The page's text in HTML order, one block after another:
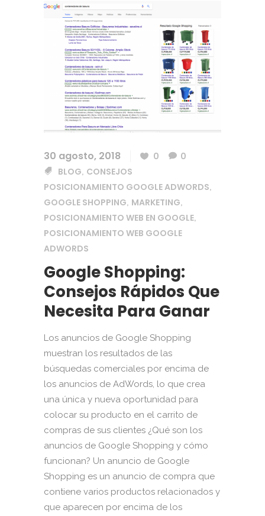
30 agosto, 2018 0
0
BLOG, CONSEJOS
POSICIONAMIENTO GOOGLE ADWORDS,
GOOGLE SHOPPING, MARKETING,
POSICIONAMIENTO WEB EN GOOGLE,
POSICIONAMIENTO WEB GOOGLE
ADWORDS
Google Shopping:
Consejos Rápidos Que
Necesita Para Ganar
Los anuncios de Google Shopping
muestran los resultados de las
búsquedas comerciales por encima de
los anuncios de AdWords, lo que crea
una única y nueva oportunidad para
colocar su producto en el carrito de
compras de sus clientes ¿Qué son los
anuncios de Google Shopping y cómo
funcionan? Un anuncio de Google
Shopping es un anuncio de compra que
contiene varios productos relacionados y
que aparecen por encima de los